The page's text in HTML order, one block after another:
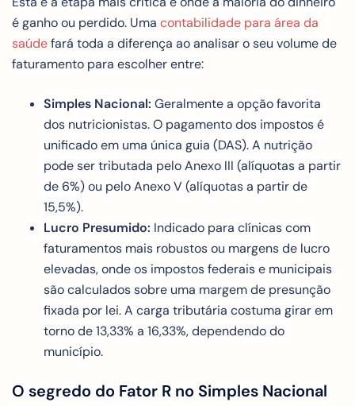
é ganho ou perdido. Uma contabilidade para área da
saúdefará toda a diferença ao analisar o seu volume de
faturamento para escolher entre:
Simples Nacional: Geralmente a opção favorita
dos nutricionistas. O pagamento dos impostos é
unificado em uma única guia (DAS). A nutrição
pode ser tributada pelo Anexo III (alíquotas a partir
de 6%) ou pelo Anexo V (alíquotas a partir de
15,5%).
Lucro Presumido: Indicado para clínicas com
faturamentos mais robustos ou margens de lucro
elevadas, onde os impostos federais e municipais
são calculados sobre uma margem de presunção
fixada por lei. A carga tributária costuma girar em
torno de 13,33% a 16,33%, dependendo do
município.
O segredo do Fator R no Simples Nacional